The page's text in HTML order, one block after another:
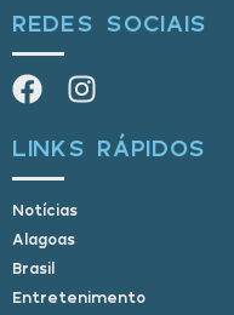
REDES SOCIAIS
LINKS RÁPIDOS
Notícias
Alagoas
Brasil
Entretenimento